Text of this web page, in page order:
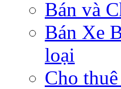
Bán và
Bán Xe
loại
Cho